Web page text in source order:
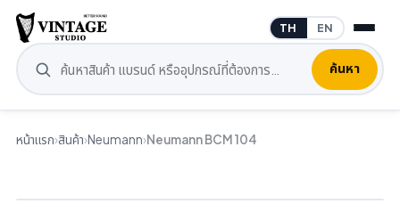
ค้นหา
TH EN
หน้าแรก›สินค้า›Neumann›Neumann BCM 104